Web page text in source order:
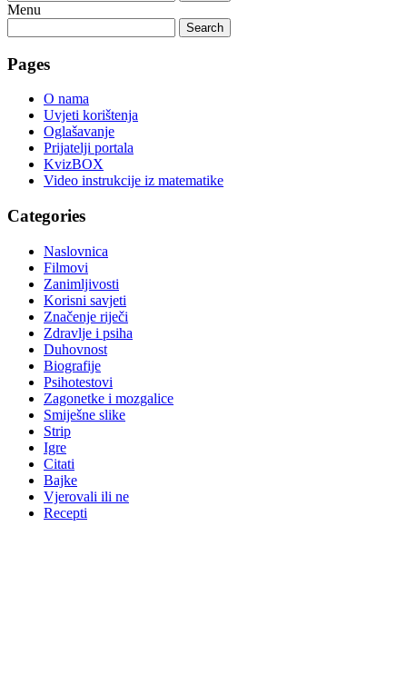
Menu
Search
Pages
O nama
Uvjeti korištenja
Oglašavanje
Prijatelji portala
KvizBOX
Video instrukcije iz matematike
Categories
Naslovnica
Filmovi
Zanimljivosti
Korisni savjeti
Značenje riječi
Zdravlje i psiha
Duhovnost
Biografije
Psihotestovi
Zagonetke i mozgalice
Smiješne slike
Strip
Igre
Citati
Bajke
Vjerovali ili ne
Recepti